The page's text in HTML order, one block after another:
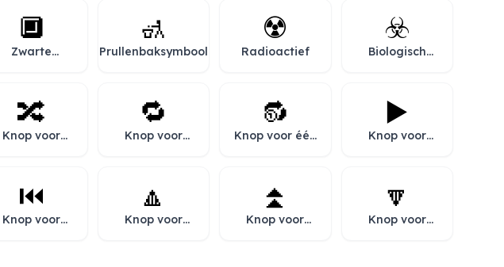
🔲
Zwarte
🚮
Prullenbaksymbool
☢️
Radioactief
☣️
Biologisch
🔀
Knop voor
🔁
Knop voor
🔂
Knop voor één
▶️
Knop voor
⏮️
Knop voor
🔼
Knop voor
⏫
Knop voor
🔽
Knop voor